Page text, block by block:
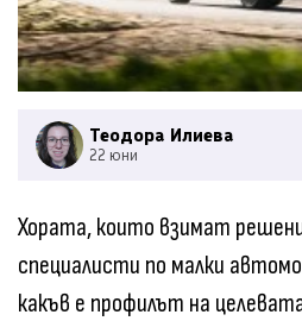
Теодора Илиева
22 юни
Хората, които взимат
специалисти по малки
какъв е профилът на